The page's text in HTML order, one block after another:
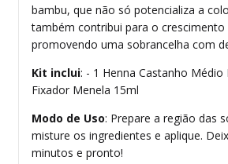
bambu, que não só potencializa a
também contribui para o crescimento
promovendo uma sobrancelha com
Kit inclui: - 1 Henna Castanho Médio
Fixador Menela 15ml
Modo de Uso: Prepare a região das
misture os ingredientes e aplique.
minutos e pronto!